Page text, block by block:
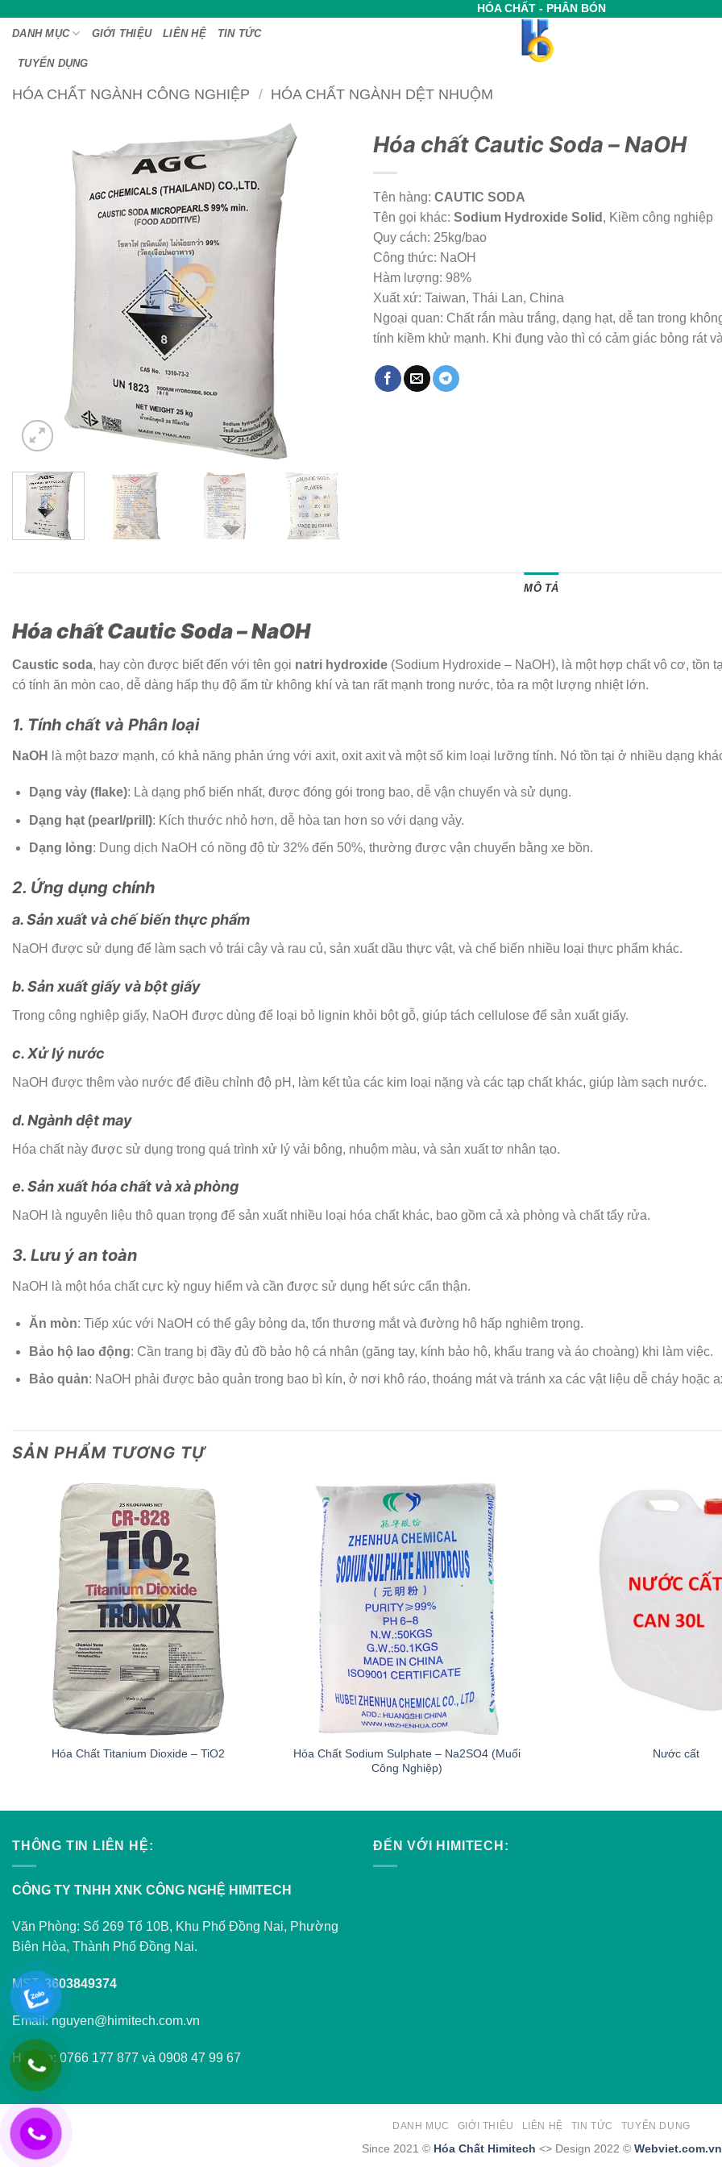
qua
dung
HÓA CHẤT - PHÂN BÓN
DANH MỤC GIỚI THIỆU LIÊN HỆ TIN TỨC
TUYỂN DỤNG
HÓA CHẤT NGÀNH CÔNG NGHIỆP / HÓA CHẤT NGÀNH DỆT NHUỘM
Hóa chất Cautic Soda – NaOH
Tên hàng: CAUTIC SODA
Tên gọi khác: Sodium Hydroxide Solid , Kiềm công nghiệp
Quy cách: 25kg/bao
Công thức: NaOH
Hàm lượng: 98%
Xuất xứ: Taiwan, Thái Lan, China
Ngoại quan: Chất rắn màu trắng, dạng hạt, dễ tan trong
tính kiềm khử mạnh. Khi đụng vào thì có cảm giác bỏng rát
MÔ TẢ
Hóa chất Cautic Soda – NaOH
Caustic soda, hay còn được biết đến với tên gọi natri hydroxide (Sodium Hydroxide – NaOH), là một hợp chất vô cơ, tồn
có tính ăn mòn cao, dễ dàng hấp thụ độ ẩm từ không khí và tan rất mạnh trong nước, tỏa ra một lượng nhiệt lớn.
1. Tính chất và Phân loại
NaOH là một bazơ mạnh, có khả năng phản ứng với axit, oxit axit và một số kim loại lưỡng tính. Nó tồn tại ở nhiều dạng
Dạng vảy (flake): Là dạng phổ biến nhất, được đóng gói trong bao, dễ vận chuyển và sử dụng.
Dạng hạt (pearl/prill): Kích thước nhỏ hơn, dễ hòa tan hơn so với dạng vảy.
Dạng lỏng: Dung dịch NaOH có nồng độ từ 32% đến 50%, thường được vận chuyển bằng xe bồn.
2. Ứng dụng chính
a. Sản xuất và chế biến thực phẩm
NaOH được sử dụng để làm sạch vỏ trái cây và rau củ, sản xuất dầu thực vật, và chế biến nhiều loại thực phẩm khác.
b. Sản xuất giấy và bột giấy
Trong công nghiệp giấy, NaOH được dùng để loại bỏ lignin khỏi bột gỗ, giúp tách cellulose để sản xuất giấy.
c. Xử lý nước
NaOH được thêm vào nước để điều chỉnh độ pH, làm kết tủa các kim loại nặng và các tạp chất khác, giúp làm sạch nước.
d. Ngành dệt may
Hóa chất này được sử dụng trong quá trình xử lý vải bông, nhuộm màu, và sản xuất tơ nhân tạo.
e. Sản xuất hóa chất và xà phòng
NaOH là nguyên liệu thô quan trọng để sản xuất nhiều loại hóa chất khác, bao gồm cả xà phòng và chất tẩy rửa.
3. Lưu ý an toàn
NaOH là một hóa chất cực kỳ nguy hiểm và cần được sử dụng hết sức cẩn thận.
Ăn mòn: Tiếp xúc với NaOH có thể gây bỏng da, tổn thương mắt và đường hô hấp nghiêm trọng.
Bảo hộ lao động: Cần trang bị đầy đủ đồ bảo hộ cá nhân (găng tay, kính bảo hộ, khẩu trang và áo choàng) khi làm việc.
Bảo quản: NaOH phải được bảo quản trong bao bì kín, ở nơi khô ráo, thoáng mát và tránh xa các vật liệu dễ cháy hoặc
SẢN PHẨM TƯƠNG TỰ
Hóa Chất Titanium Dioxide – TiO2
Hóa Chất Sodium Sulphate – Na2SO4 (Muối
Công Nghiệp)
Nước cất
THÔNG TIN LIÊN HỆ:
CÔNG TY TNHH XNK CÔNG NGHỆ HIMITECH
Văn Phòng: Số 269 Tổ 10B, Khu Phố Đồng Nai, Phường
Biên Hòa, Thành Phố Đồng Nai.
MST:3603849374
Email: nguyen@himitech.com.vn
Hotline: 0766 177 877 và 0908 47 99 67
ĐẾN VỚI HIMITECH:
DANH MỤC GIỚI THIỆU LIÊN HỆ TIN TỨC TUYỂN DỤNG
Since 2021 © Hóa Chất Himitech <> Design 2022 © Webviet.com.vn